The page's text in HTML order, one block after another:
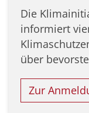
Die
informiert
über
Zur